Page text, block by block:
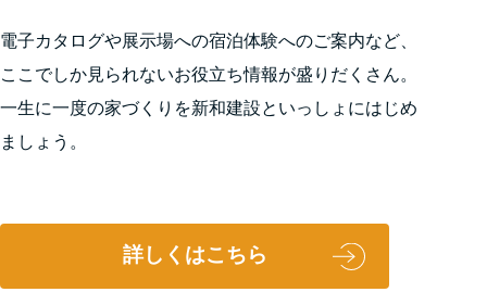
電子カタログや展示場への宿泊体験へのご案内など、
ここでしか見られないお役立ち情報が盛りだくさん。
一生に一度の家づくりを新和建設といっしょにはじめ
ましょう。
詳しくはこちら